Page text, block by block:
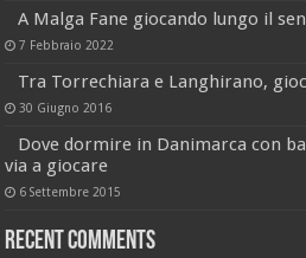
A Malga Fane giocando lungo il
7 Febbraio 2022
Tra Torrechiara e Langhirano,
30 Giugno 2016
Dove dormire in Danimarca con
via a giocare
6 Settembre 2015
Recent Comments